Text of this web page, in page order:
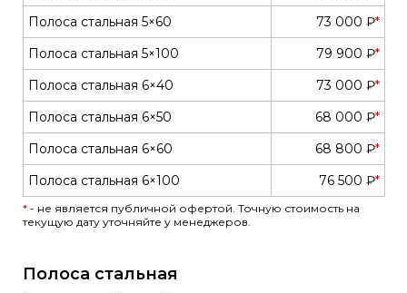
Полоса стальная 5×60
73 000 ₽*
Полоса стальная 5×100
79 900 ₽*
Полоса стальная 6×40
73 000 ₽*
Полоса стальная 6×50
68 000 ₽*
Полоса стальная 6×60
68 800 ₽*
Полоса стальная 6×100
76 500 ₽*
* - не является публичной офертой. Точную стоимость на
текущую дату уточняйте у менеджеров.
Полоса стальная